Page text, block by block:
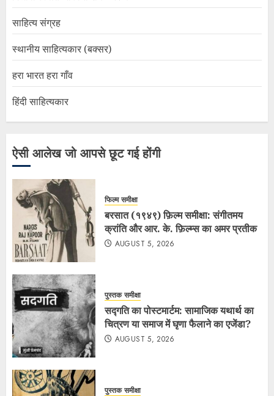
साहित्य संग्रह
स्थानीय साहित्यकार (बक्सर)
हरा भारत हरा गाँव
हिंदी साहित्यकार
ऐसी आलेख जो आपसे छूट गई होंगी
फिल्म समीक्षा
बरसात (१९४९) फ़िल्म समीक्षा: संगीतमय
क्रांति और आर. के. फ़िल्म्स का अमर प्रतीक
AUGUST 5, 2026
पुस्तक समीक्षा
सद्गति का पोस्टमार्टम: सामाजिक यथार्थ का
चित्रण या समाज में घृणा फैलाने का एजेंडा?
AUGUST 5, 2026
पुस्तक समीक्षा